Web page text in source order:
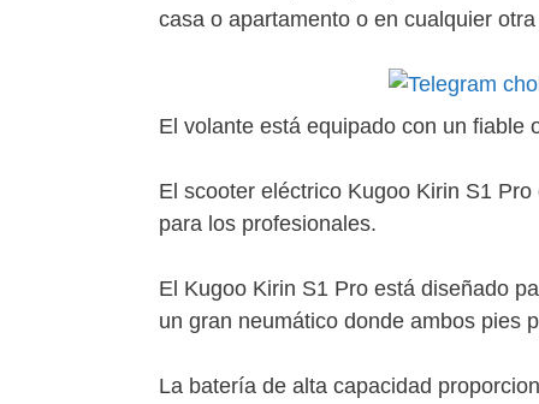
casa o apartamento o en cualquier
El volante está equipado con un fiable
El scooter eléctrico Kugoo Kirin S1
para los profesionales.
El Kugoo Kirin S1 Pro está diseñado
un gran neumático donde ambos pies
La batería de alta capacidad